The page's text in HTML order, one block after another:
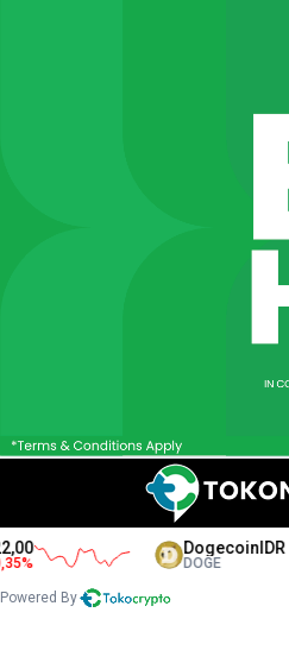
DogecoinIDR 1.235,00
DOGE
Powered By